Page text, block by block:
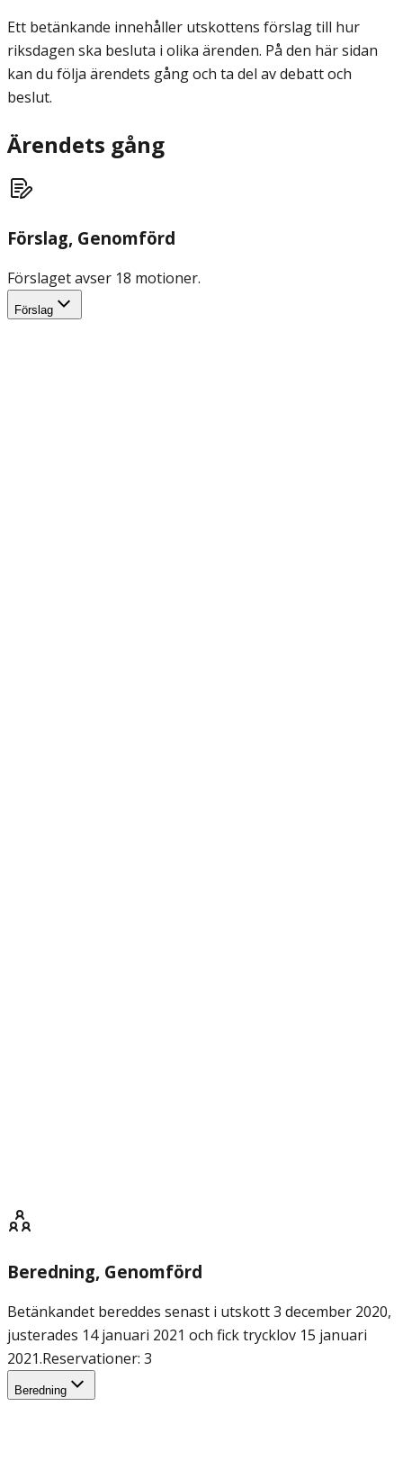
Ett betänkande innehåller utskottens förslag till hur
riksdagen ska besluta i olika ärenden. På den här sidan
kan du följa ärendets gång och ta del av debatt och
beslut.
Ärendets gång
Förslag, Genomförd
Förslaget avser 18 motioner.
Förslag
Beredning, Genomförd
Betänkandet bereddes senast i utskott 3 december 2020,
justerades 14 januari 2021 och fick trycklov 15 januari
2021.Reservationer: 3
Beredning